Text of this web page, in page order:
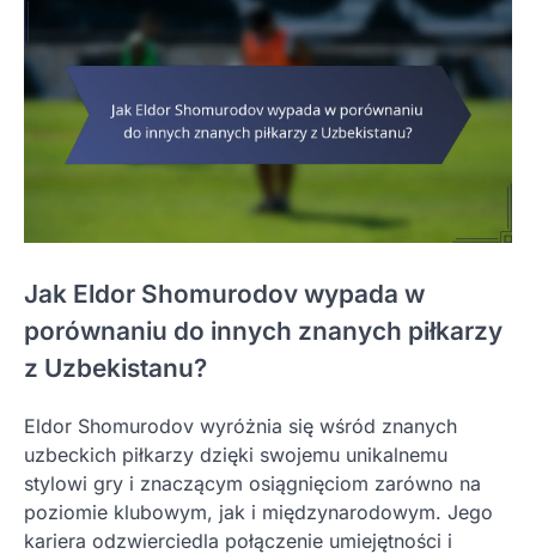
Jak Eldor Shomurodov wypada w
porównaniu do innych znanych piłkarzy
z Uzbekistanu?
Eldor Shomurodov wyróżnia się wśród znanych
uzbeckich piłkarzy dzięki swojemu unikalnemu
stylowi gry i znaczącym osiągnięciom zarówno na
poziomie klubowym, jak i międzynarodowym. Jego
kariera odzwierciedla połączenie umiejętności i